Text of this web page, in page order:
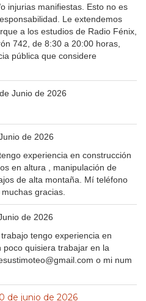
injurias manifiestas. Esto no es
Le extendemos
a los estudios de Radio Fénix,
742, de 8:30 a 20:00 horas,
pública que considere
Junio de 2026
de 2026
experiencia en construcción
en altura , manipulación de
de alta montaña. Mí teléfono
gracias.
de 2026
tengo experiencia en
quisiera trabajar en la
o mi num
de junio de 2026